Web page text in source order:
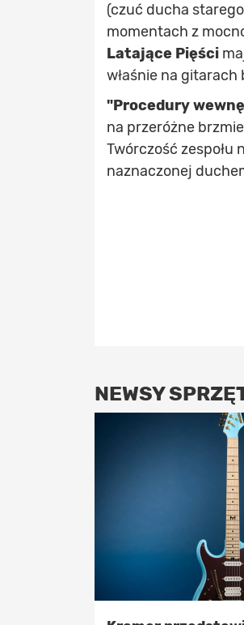
(czuć ducha
momentach z
Latające Pięści
właśnie na gitarach
"Procedury
na przeróżne
Twórczość zespołu
naznaczonej
NEWSY